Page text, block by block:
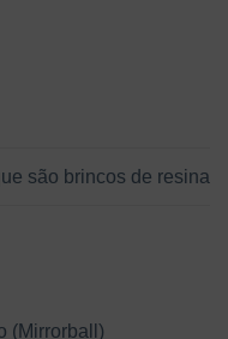
são brincos de resina
(Mirrorball)